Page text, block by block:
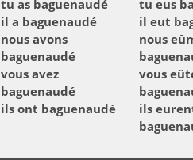
tu as baguenaudé
il a baguenaudé
nous avons
baguenaudé
vous avez
baguenaudé
ils ont baguenaudé
tu eus
il eut
nous
vous
ils